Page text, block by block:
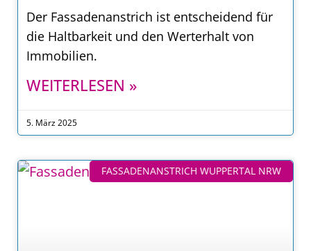
Der Fassadenanstrich ist entscheidend für
die Haltbarkeit und den Werterhalt von
Immobilien.
WEITERLESEN »
5. März 2025
FASSADENANSTRICH WUPPERTAL NRW